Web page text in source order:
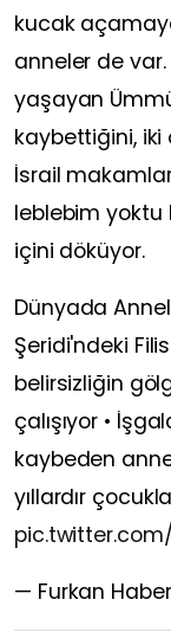
kucak
anneler de var.
yaşayan
kaybettiğini,
İsrail
leblebim yoktu
içini döküyor.
Dünyada
Şeridi'ndeki
belirsizliğin
çalışıyor •
kaybeden
yıllardır
— Furkan